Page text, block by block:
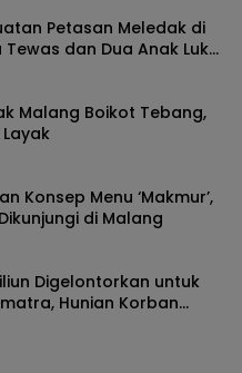
Petasan Meledak di
dan Dua Anak Luka
Malang Boikot Tebang,
Konsep Menu ‘Makmur’,
di Malang
Digelontorkan untuk
Hunian Korban